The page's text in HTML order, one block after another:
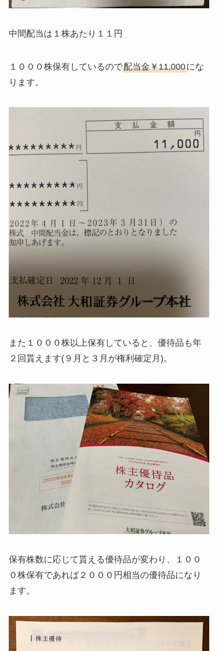
中間配当は１株あたり１１円
１０００株保有しているので配当金￥11,000にな
ります。
また１０００株以上保有していると、優待品も年
２回貰えます(９月と３月が権利確定月)。
保有株数に応じて貰える優待品が変わり、１００
０株保有であれば２０００円相当の優待品になり
ます。